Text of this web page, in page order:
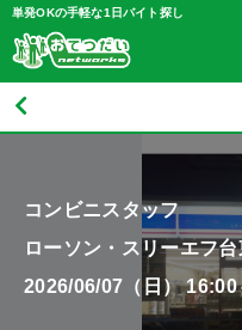
単発OKの手軽な1日バイト探し
コンビニスタッフ
ローソン・スリーエフ
2026/06/07（日）